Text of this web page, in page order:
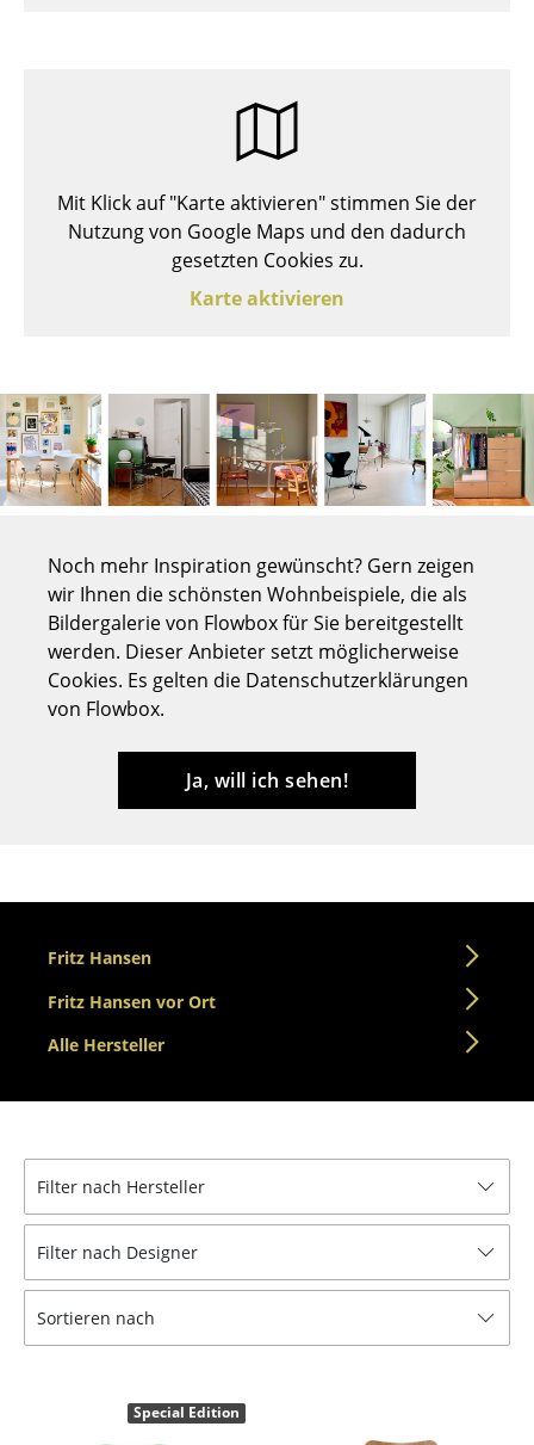
Konferenzstühle
Tische
Esstische
Beistelltische
Couchtische
Schreibtische
Sekretäre & PC-Tische
Konferenztische
Stehtische & Stehpulte
... alle Tische
Aufbewahren
Regale & Schränke
Wandregale
TV Möbel
Garderoben
Mit Klick auf "Karte aktivieren" stimmen Sie der
Nutzung von Google Maps und den dadurch
gesetzten Cookies zu.
Karte aktivieren
Noch mehr Inspiration gewünscht? Gern zeigen
wir Ihnen die schönsten Wohnbeispiele, die als
Bildergalerie von Flowbox für Sie bereitgestellt
werden. Dieser Anbieter setzt möglicherweise
Cookies. Es gelten die Datenschutzerklärungen
von Flowbox.
Ja, will ich sehen!
Fritz Hansen
Fritz Hansen vor Ort
Alle Hersteller
Filter nach Hersteller
Filter nach Designer
Sortieren nach
Special Edition